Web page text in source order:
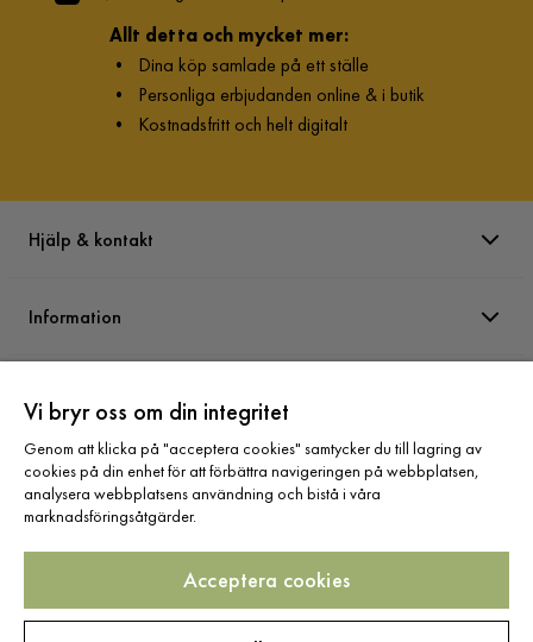
Allt detta och mycket mer:
• Dina köp samlade på ett ställe
• Personliga erbjudanden online & i butik
• Kostnadsfritt och helt digitalt
Hjälp & kontakt
Information
Sortiment
Följ oss
Vi bryr oss om din integritet
Genom att klicka på "acceptera cookies" samtycker du till lagring av
cookies på din enhet för att förbättra navigeringen på webbplatsen,
analysera webbplatsens användning och bistå i våra
marknadsföringsåtgärder.
Acceptera cookies